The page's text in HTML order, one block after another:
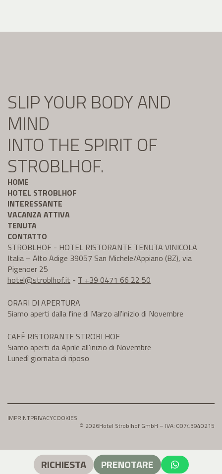
SLIP YOUR BODY AND
MIND
INTO THE SPIRIT OF
STROBLHOF.
HOME
HOTEL STROBLHOF
INTERESSANTE
VACANZA ATTIVA
TENUTA
CONTATTO
STROBLHOF - HOTEL RISTORANTE TENUTA VINICOLA
Italia – Alto Adige 39057 San Michele/Appiano (BZ), via
Pigenoer 25
hotel@stroblhof.it - T +39 0471 66 22 50
ORARI DI APERTURA
Siamo aperti dalla fine di Marzo all'inizio di Novembre
CAFÈ RISTORANTE STROBLHOF
Siamo aperti da Aprile all'inizio di Novembre
Lunedì giornata di riposo
IMPRINTPRIVACYCOOKIES
© 2026Hotel Stroblhof GmbH – IVA: 00743940215
RICHIESTA PRENOTARE